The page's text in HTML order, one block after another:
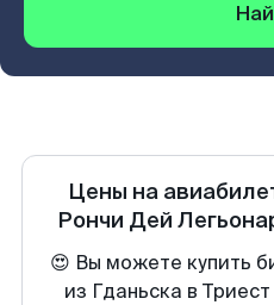
Цены на
Рончи Дей
😍 Вы можете купить
из Гданьска в